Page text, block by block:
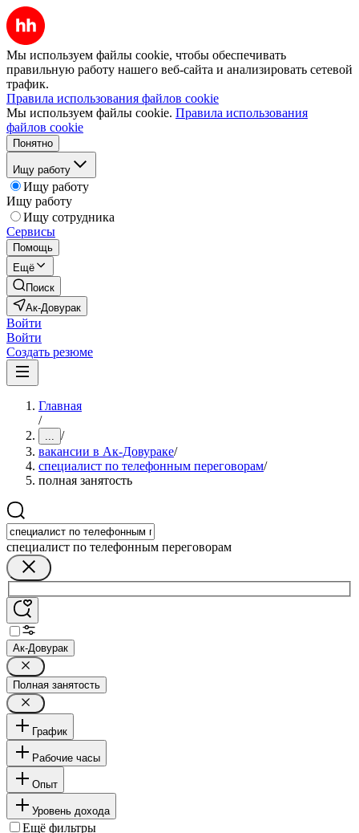
Мы используем файлы cookie, чтобы обеспечивать
правильную работу нашего веб-сайта и анализировать сетевой
трафик.
Правила использования файлов cookie
Мы используем файлы cookie. Правила использования
файлов cookie
Понятно
Ищу работу
Ищу работу
Ищу работу
Ищу сотрудника
Сервисы
Помощь
Ещё
Поиск
Ак-Довурак
Войти
Войти
Создать резюме
Главная
/
... /
вакансии в Ак-Довураке/
специалист по телефонным переговорам/
полная занятость
специалист по телефонным переговорам
Ак-Довурак
Полная занятость
График
Рабочие часы
Опыт
Уровень дохода
Ещё фильтры